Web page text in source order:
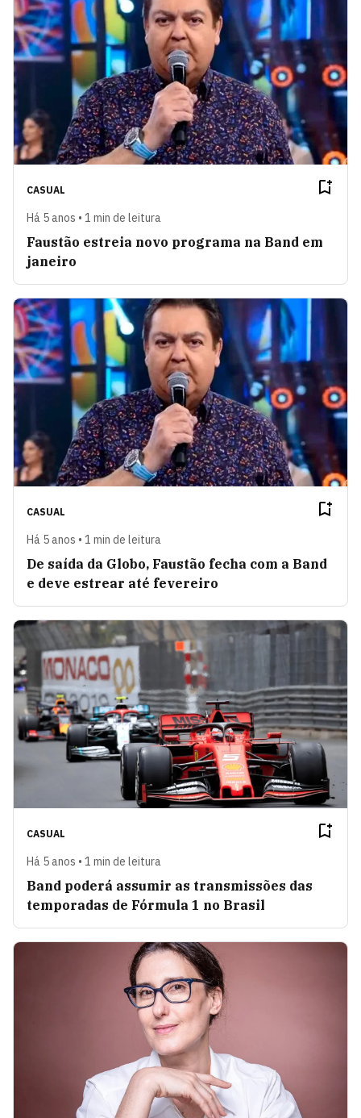
CASUAL
Há 5 anos • 1 min de leitura
Faustão estreia novo programa na Band em
janeiro
CASUAL
Há 5 anos • 1 min de leitura
De saída da Globo, Faustão fecha com a Band
e deve estrear até fevereiro
CASUAL
Há 5 anos • 1 min de leitura
Band poderá assumir as transmissões das
temporadas de Fórmula 1 no Brasil